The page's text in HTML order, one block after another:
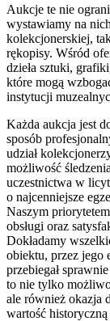
Aukcje te nie
wystawiamy na
kolekcjonerskiej,
rękopisy. Wśród
dzieła sztuki,
które mogą
instytucji
Każda aukcja jest
sposób
udział
możliwość
uczestnictwa w
o najcenniejsze
Naszym
obsługi oraz
Dokładamy
obiektu, przez jego
przebiegał
to nie tylko
ale również okazja
wartość